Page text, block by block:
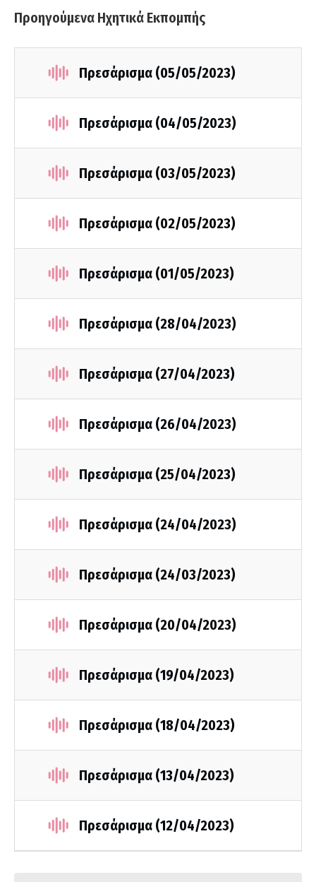
Προηγούμενα Ηχητικά Εκπομπής
Πρεσάρισμα (05/05/2023)
Πρεσάρισμα (04/05/2023)
Πρεσάρισμα (03/05/2023)
Πρεσάρισμα (02/05/2023)
Πρεσάρισμα (01/05/2023)
Πρεσάρισμα (28/04/2023)
Πρεσάρισμα (27/04/2023)
Πρεσάρισμα (26/04/2023)
Πρεσάρισμα (25/04/2023)
Πρεσάρισμα (24/04/2023)
Πρεσάρισμα (24/03/2023)
Πρεσάρισμα (20/04/2023)
Πρεσάρισμα (19/04/2023)
Πρεσάρισμα (18/04/2023)
Πρεσάρισμα (13/04/2023)
Πρεσάρισμα (12/04/2023)